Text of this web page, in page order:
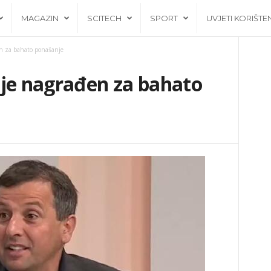
MAGAZIN SCITECH SPORT UVJETI
za bahato ponašanje
nagrađen za bahato